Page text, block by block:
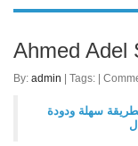
Ahmed Adel
By: admin | Tags: |
سهلة ودودة